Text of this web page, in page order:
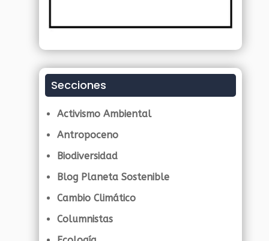
Secciones
Activismo Ambiental
Antropoceno
Biodiversidad
Blog Planeta Sostenible
Cambio Climático
Columnistas